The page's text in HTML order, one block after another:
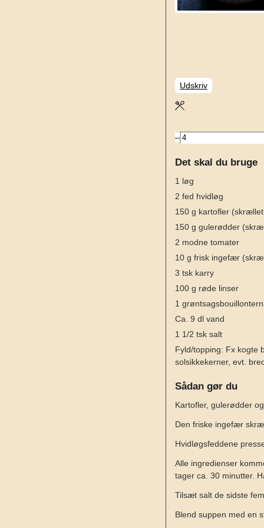
Udskriv
–
Det skal du bruge
1 løg
2 fed hvidløg
150 g kartofler
150 g gulerødder
2 modne tomater
10 g frisk ingefær
3 tsk karry
100 g røde linser
1
Ca. 9 dl vand
1 1/2 tsk salt
Fyld/topping: Fx kogte
solsikkekerner, evt.
Sådan gør du
Kartofler, gulerødder
Den friske ingefær
Hvidløgsfeddene
Alle ingredienser
tager ca. 30 minutter.
Tilsæt salt de sidste
Blend suppen med en